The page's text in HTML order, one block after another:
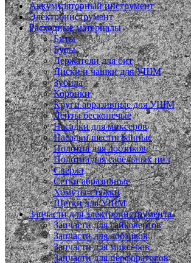
Аккумуляторный инструмент
Электроинструмент
Расходные материалы
Биты
Буры
Держатели для бит
Диски и чашки для УШМ
Зубила
Коронки
Круги абразивные для УШМ
Ленты бесконечые
Насадки для миксеров
Насадки шестигранные
Полотна для лобзиков
Полотна для сабельных пил
Сверла
Сетки абразивные
Хомуты-стяжки
Щетки для УШМ
Запчасти для электроинструмента
Запчасти для гайковертов
Запчасти для лобзиков
Запчасти для миксеров
Запчасти для перфораторов